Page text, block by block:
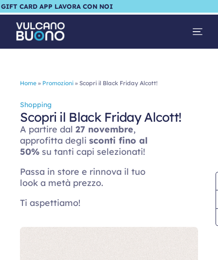
GIFT CARD APP LAVORA CON NOI
Home » Promozioni »Scopri il Black Friday Alcott!
Shopping
Scopri il Black Friday Alcott!
A partire dal27 novembre,
approfitta deglisconti fino al
50% su tanti capi selezionati!
Passa in store e rinnova il tuo
look a metà prezzo.
Ti aspettiamo!